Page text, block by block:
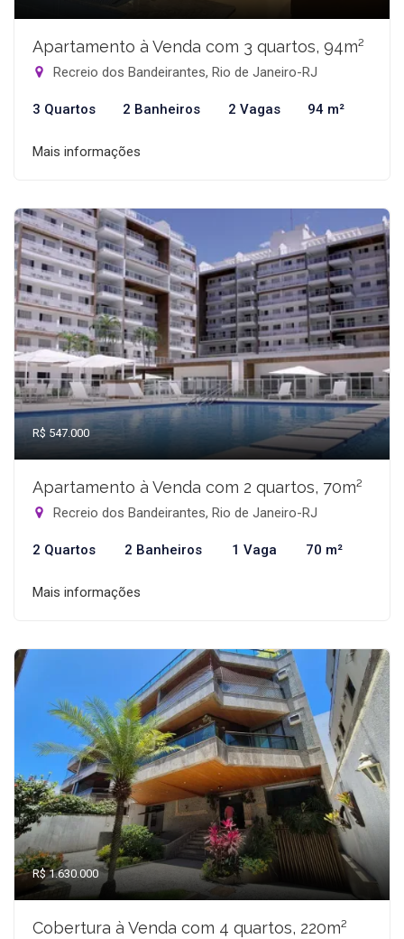
Apartamento à Venda com 3 quartos, 94m²
Recreio dos Bandeirantes, Rio de Janeiro-RJ
3 Quartos 2 Banheiros 2 Vagas 94 m²
Mais informações
R$ 547.000
Apartamento à Venda com 2 quartos, 70m²
Recreio dos Bandeirantes, Rio de Janeiro-RJ
2 Quartos 2 Banheiros 1 Vaga 70 m²
Mais informações
R$ 1.630.000
Cobertura à Venda com 4 quartos, 220m²